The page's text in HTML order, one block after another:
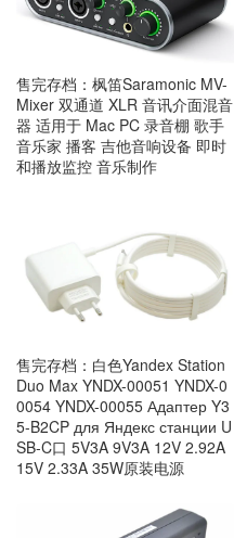
售完存档：枫笛Saramonic MV-
Mixer 双通道 XLR 音讯介面混音
器 适用于 Mac PC 录音棚 歌手
音乐家 播客 吉他音响设备 即时
和播放监控 音乐制作
售完存档：白色Yandex Station
Duo Max YNDX-00051 YNDX-0
0054 YNDX-00055 Адаптер Y3
5-B2CP для Яндекс станции U
SB-C口 5V3A 9V3A 12V 2.92A
15V 2.33A 35W原装电源